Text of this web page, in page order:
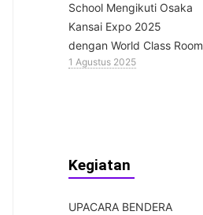
School Mengikuti Osaka
Kansai Expo 2025
dengan World Class Room
1 Agustus 2025
Kegiatan
UPACARA BENDERA